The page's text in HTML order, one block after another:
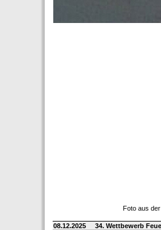
Foto aus
08.12.2025 34. Wettbewerb